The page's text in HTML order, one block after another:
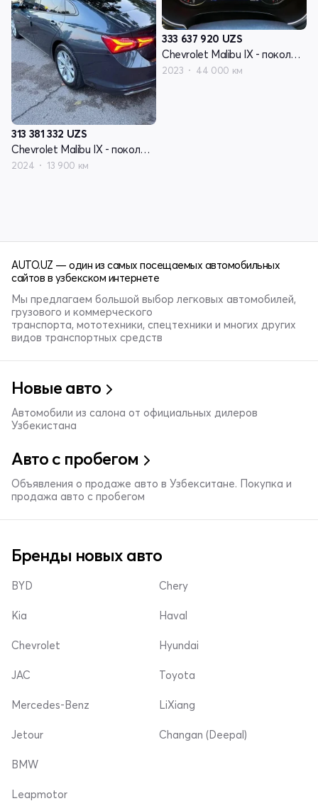
313 381 332 UZS
Chevrolet Malibu IX - поколение рестайлинг
2024 13 900 км
333 637 920 UZS
Chevrolet Malibu IX - поколение рестайлинг
2023 44 000 км
AUTO.UZ — один из самых посещаемых автомобильных
сайтов в узбекском интернете
Мы предлагаем большой выбор легковых автомобилей,
грузового и коммерческого
транспорта, мототехники, спецтехники и многих других
видов транспортных средств
Новые авто
Автомобили из салона от официальных дилеров
Узбекистана
Авто с пробегом
Объявления о продаже авто в Узбекситане. Покупка и
продажа авто с пробегом
Бренды новых авто
BYD
Kia
Chevrolet
Chery
Haval
Hyundai
JAC
Mercedes-Benz
Jetour
Toyota
LiXiang
Changan (Deepal)
BMW
Leapmotor